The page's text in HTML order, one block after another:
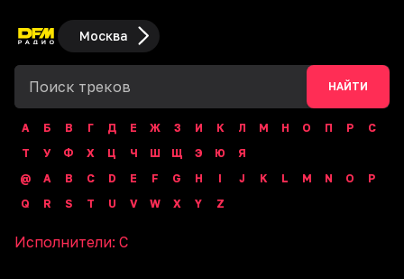
Москва
НАЙТИ
А Б В Г Д Е Ж З И К Л М Н О П Р
С
Т
У Ф Х Ц Ч Ш Щ Э Ю
Я
@
A B C D E F G H I J K L M N O
P
Q
R S T U V W X Y Z
Исполнители: C